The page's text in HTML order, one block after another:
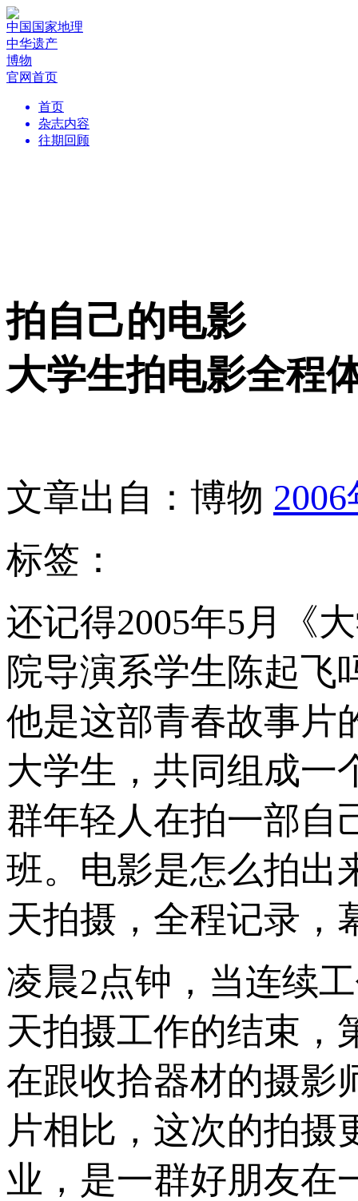
中国国家地理
中华遗产
博物
官网首页
首页
杂志内容
往期回顾
拍自己的电影
大学生拍电影全程
文章出自：博物
标签：
还记得2005年5月《
院导演系学生陈起飞
他是这部青春故事片
大学生，共同组成一
群年轻人在拍一部自
班。电影是怎么拍出
天拍摄，全程记录，
凌晨2点钟，当连续
天拍摄工作的结束，
在跟收拾器材的摄影
片相比，这次的拍摄
业，是一群好朋友在